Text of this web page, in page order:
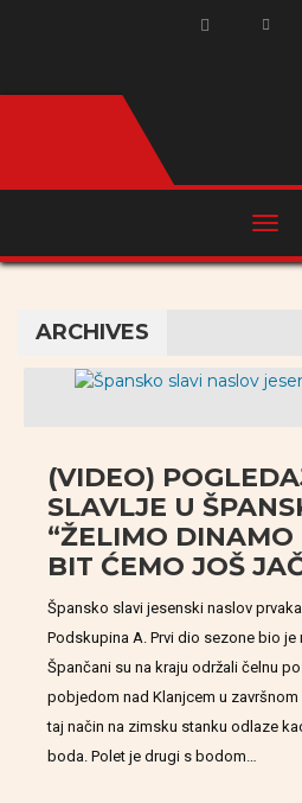
ARCHIVES
(VIDEO)
SLAVLJE U
“ŽELIMO
BIT ĆEMO JOŠ
Špansko slavi jesenski naslov
Podskupina A. Prvi dio sezone bio je
Špančani su na kraju održali čelnu
pobjedom nad Klanjcem u
taj način na zimsku stanku odlaze
boda. Polet je drugi s bodom…